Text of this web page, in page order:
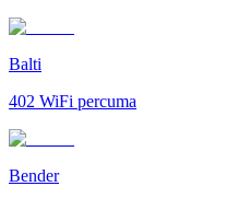
Balti
402 WiFi percuma
Bender